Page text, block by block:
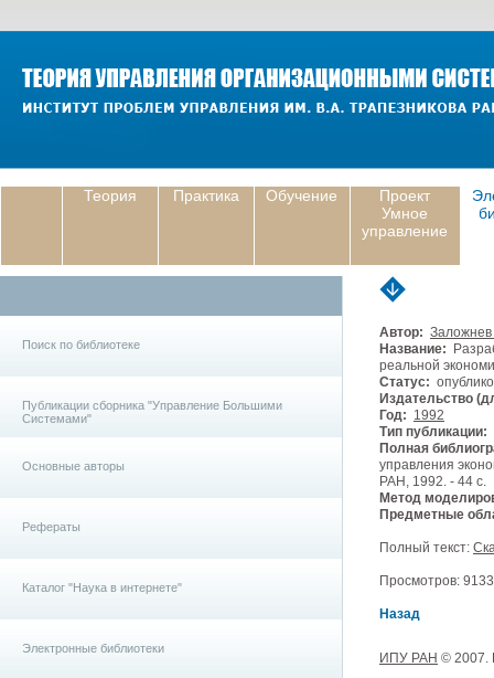
Теория Практика Обучение
Проект
Умное
управление
Поиск по библиотеке
Публикации сборника "Управление Большими
Системами"
Основные авторы
Рефераты
Каталог "Наука в интернете"
Электронные библиотеки
Автор:
Название:
реальной
Статус:
Издательство
Год: 1992
Тип публикации:
Полная
управления
РАН, 1992. - 44 с.
Метод
Предметные
Полный текст:
Просмотров:
Назад
ИПУ РАН © 2007.